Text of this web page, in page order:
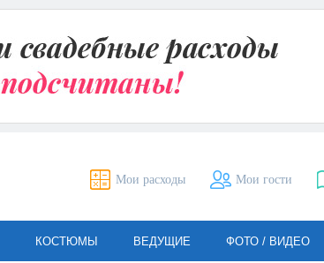
Мои расходы Мои гости
КОСТЮМЫ ВЕДУЩИЕ ФОТО / ВИДЕО